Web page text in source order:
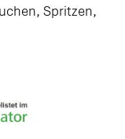
Spritzen,